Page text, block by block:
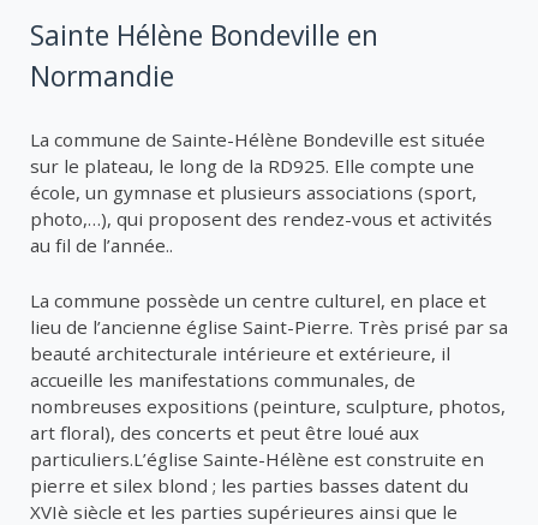
Sainte Hélène Bondeville en
Normandie
La commune de Sainte-Hélène Bondeville est située
sur le plateau, le long de la RD925. Elle compte une
école, un gymnase et plusieurs associations (sport,
photo,…), qui proposent des rendez-vous et activités
au fil de l’année..
La commune possède un centre culturel, en place et
lieu de l’ancienne église Saint-Pierre. Très prisé par sa
beauté architecturale intérieure et extérieure, il
accueille les manifestations communales, de
nombreuses expositions (peinture, sculpture, photos,
art floral), des concerts et peut être loué aux
particuliers.L’église Sainte-Hélène est construite en
pierre et silex blond ; les parties basses datent du
XVIè siècle et les parties supérieures ainsi que le